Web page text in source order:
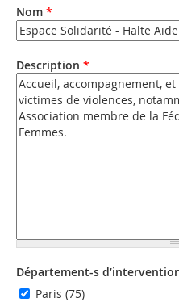
Nom *
Description *
Département-s
Paris (75)